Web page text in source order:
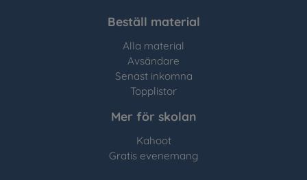
Beställ material
Alla material
Avsändare
Senast inkomna
Topplistor
Mer för skolan
Kahoot
Gratis evenemang